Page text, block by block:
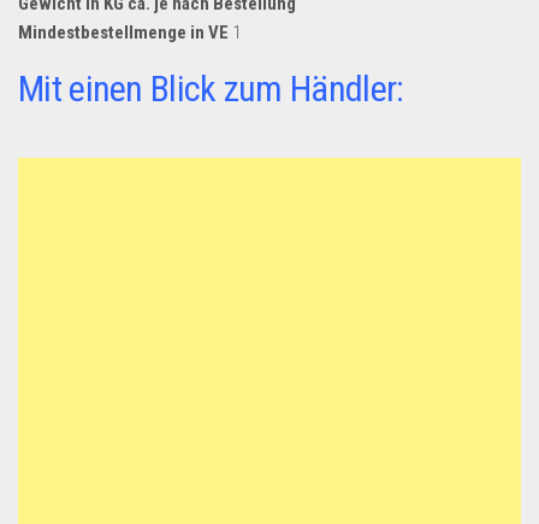
Aldi
Lidl
Mindestbestellmenge in VE 1
Mit einen Blick zum Händler: